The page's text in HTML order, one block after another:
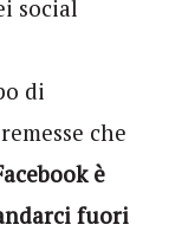
social
di
che
è
fuori